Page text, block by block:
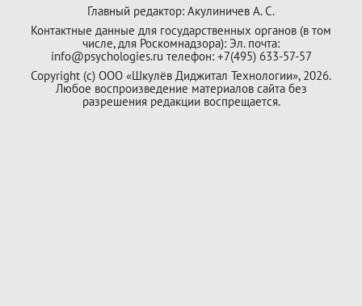
Главный редактор: Акулиничев А. С.
Контактные данные для государственных органов (в том
числе, для Роскомнадзора): Эл. почта:
info@psychologies.ru телефон: +7(495) 633-57-57
Copyright (с) ООО «Шкулёв Диджитал Технологии», 2026.
Любое воспроизведение материалов сайта без
разрешения редакции воспрещается.